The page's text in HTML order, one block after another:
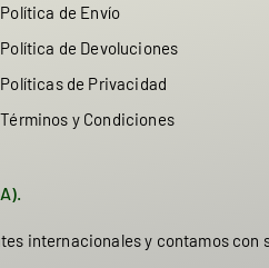
Política de Envío
Política de Devoluciones
Políticas de Privacidad
Términos y Condiciones
internacionales y contamos con